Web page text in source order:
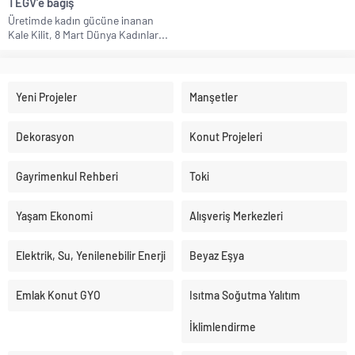
Üretimde kadın gücüne inanan
Kale Kilit, 8 Mart Dünya Kadınlar...
Yeni Projeler Manşetler
Dekorasyon Konut Projeleri
Gayrimenkul Rehberi Toki
Yaşam Ekonomi Alışveriş Merkezleri
Elektrik, Su, Yenilenebilir Enerji Beyaz Eşya
Emlak Konut GYO Isıtma Soğutma Yalıtım
İklimlendirme